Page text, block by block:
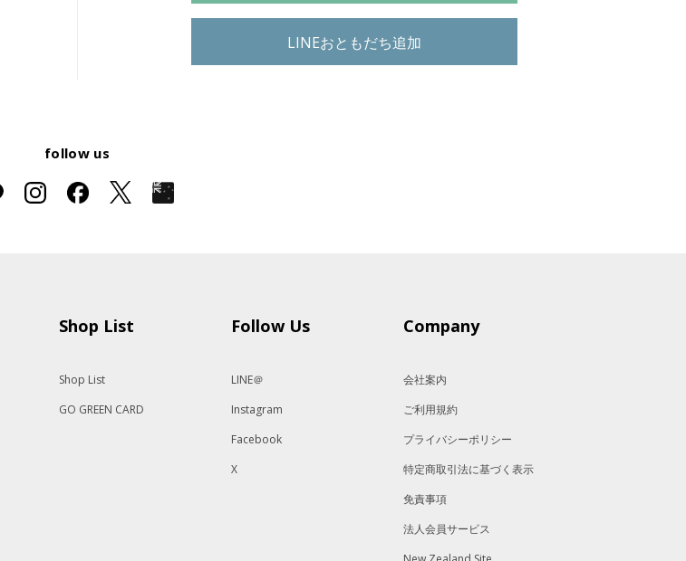
LINEおともだち追加
follow us
Shop List
Shop List
GO GREEN CARD
Follow Us
LINE＠
Instagram
Facebook
X
Company
会社案内
ご利用規約
プライバシーポリシー
特定商取引法に基づく表示
免責事項
法人会員サービス